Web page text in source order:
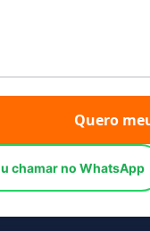
Quero
chamar no WhatsApp